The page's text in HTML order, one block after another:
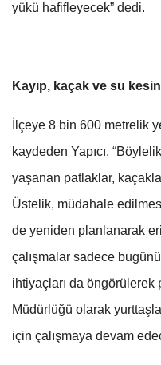
yükü hafifleyecek” dedi.
Kayıp, kaçak ve su
İlçeye 8 bin 600 metrelik
kaydeden Yapıcı,
yaşanan patlaklar,
Üstelik, müdahale
de yeniden planlanarak
çalışmalar sadece
ihtiyaçları da öngörülerek
Müdürlüğü olarak
için çalışmaya devam